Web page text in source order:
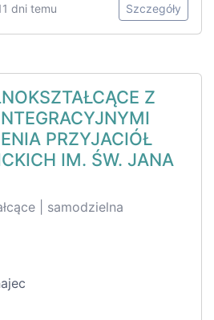
dni temu Szczegóły
Z
PRZYJACIÓŁ
IM. ŚW. JANA
| samodzielna